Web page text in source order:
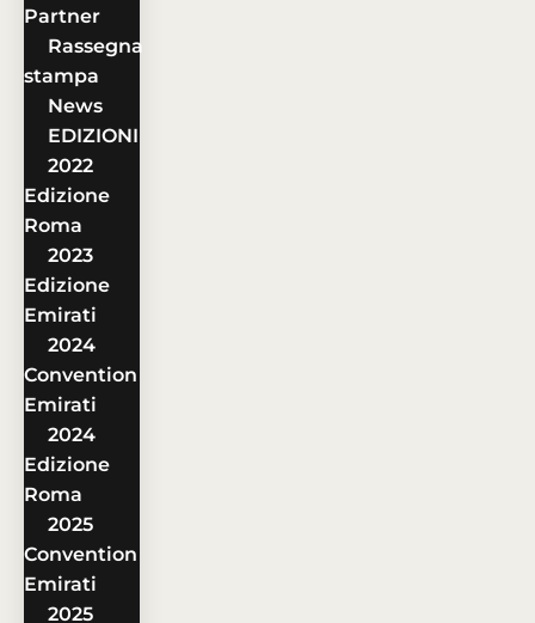
Partner
Rassegna
stampa
News
EDIZIONI
2022
Edizione
Roma
2023
Edizione
Emirati
2024
Convention
Emirati
2024
Edizione
Roma
2025
Convention
Emirati
2025